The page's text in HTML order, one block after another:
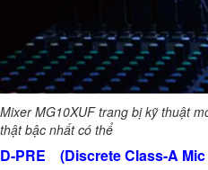
Mixer MG10XUF trang bị kỹ thuật
thật bậc nhất có thể
D-PRE (Discrete Class-A Mic